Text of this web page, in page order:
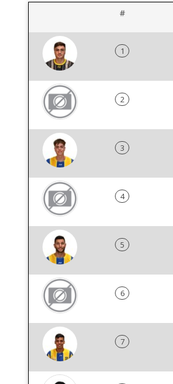
#
1
2
3
4
5
6
7